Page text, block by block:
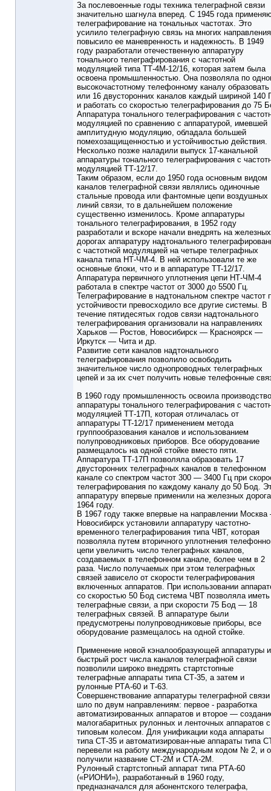
За послевоенные годы техника телеграфной связи
значительно шагнула вперед. С 1945 года
телеграфирование на тональных частотах. Это
усилило телеграфную связь на многих
повысило ее маневренность и надежность. В 1949
году разработали отечественную аппаратуру
тонального телеграфирования с частотной
модуляцией типа ТТ-4М-12/16, которая затем была
освоена промышленностью. Она позволяла по
высокочастотному телефонному каналу образовать
или 16 двусторонних каналов каждый шириной 140
и работать со скоростью телеграфирования до 75
Аппаратура тонального телеграфирования с
модуляцией по сравнению с аппаратурой, имевшей
амплитудную модуляцию, обладала большей
помехозащищенностью и устойчивостью действия.
Несколько позже наладили выпуск 17-канальной
аппаратуры тонального телеграфирования с
модуляцией ТТ-12/17.
Таким образом, если до 1950 года основным видом
каналов телеграфной связи являлись одиночные
стальные провода или фантомные цепи воздушных
линий связи, то в дальнейшем положение
существенно изменилось. Кроме аппаратуры
тонального телеграфирования, в 1952 году
разработали и вскоре начали внедрять на железных
дорогах аппаратуру надтонального
с частотной модуляцией на четыре телеграфных
канала типа НТ-ЧМ-4. В ней использовали те же
основные блоки, что и в аппаратype TT-12/17.
Аппаратура первичного уплотнения цепи НТ-ЧМ-4
работала в спектре частот от 3000 до 5500 Гц.
Телеграфирование в надтональном спектре частот
устойчивости превосходило все другие системы. В
течение пятидесятых годов связи надтонального
телеграфирования организовали на направлениях
Харьков — Ростов, Новосибирск — Красноярск —
Иркутск — Чита и др.
Развитие сети каналов надтонального
телеграфирования позволило освободить
значительное число однопроводных телеграфных
цепей и за их счет получить новые телефонные
В 1960 году промышленность освоила производство
аппаратуры тонального телеграфирования с
модуляцией ТТ-17П, которая отличалась от
аппаратуры TT-12/17 применением метода
группообразования каналов и использованием
полупроводниковых приборов. Все оборудование
размещалось на одной стойке вместо пяти.
Аппаратура ТТ-17П позволяла образовать 17
двусторонних телеграфных каналов в телефонном
канале со спектром частот 300 — 3400 Гц при
телеграфирования по каждому каналу до 50 Бод.
аппаратуру впервые применили на железных
1964 году.
В 1967 году также впервые на направлении
Новосибирск установили аппаратуру частотно-
временного телеграфирования типа ЧВТ, которая
позволяла путем вторичного уплотнения
цепи увеличить число телеграфных каналов,
создаваемых в телефонном канале, более чем в 2
раза. Число получаемых при этом телеграфных
связей зависело от скорости телеграфирования
включенных аппаратов. При использовании
со скоростью 50 Бод система ЧВТ позволяла
телеграфные связи, а при скорости 75 Бод — 18
телеграфных связей. В аппаратуре были
предусмотрены полупроводниковые приборы, все
оборудование размещалось на одной стойке.
Применение новой кэналообразующей аппаратуры и
быстрый рост числа каналов телеграфной связи
позволили широко внедрять стартстопные
телеграфные аппараты типа СТ-35, а затем и
рулонные РТА-60 и Т-63.
Совершенствование аппаратуры телеграфной связи
шло по двум направлениям: первое - разработка
автоматизированных аппаратов и второе —
малогабаритных рулонных и ленточных аппаратов с
типовым колесом. Для унификации кода аппараты
типа СТ-35 и автоматизирован-ные аппараты типа
перевели на работу международным кодом № 2, и
получили название СТ-2М и СТА-2М.
Рулонный стартстопный аппарат типа РТА-60
(«РИОНИ»), разработанный в 1960 году,
предназначался для абонентского телеграфа,